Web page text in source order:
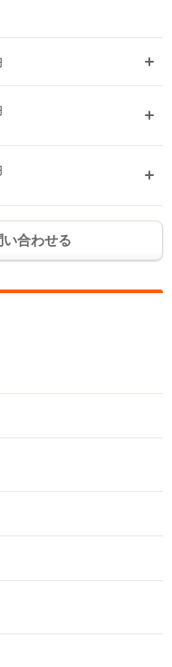
合わせる